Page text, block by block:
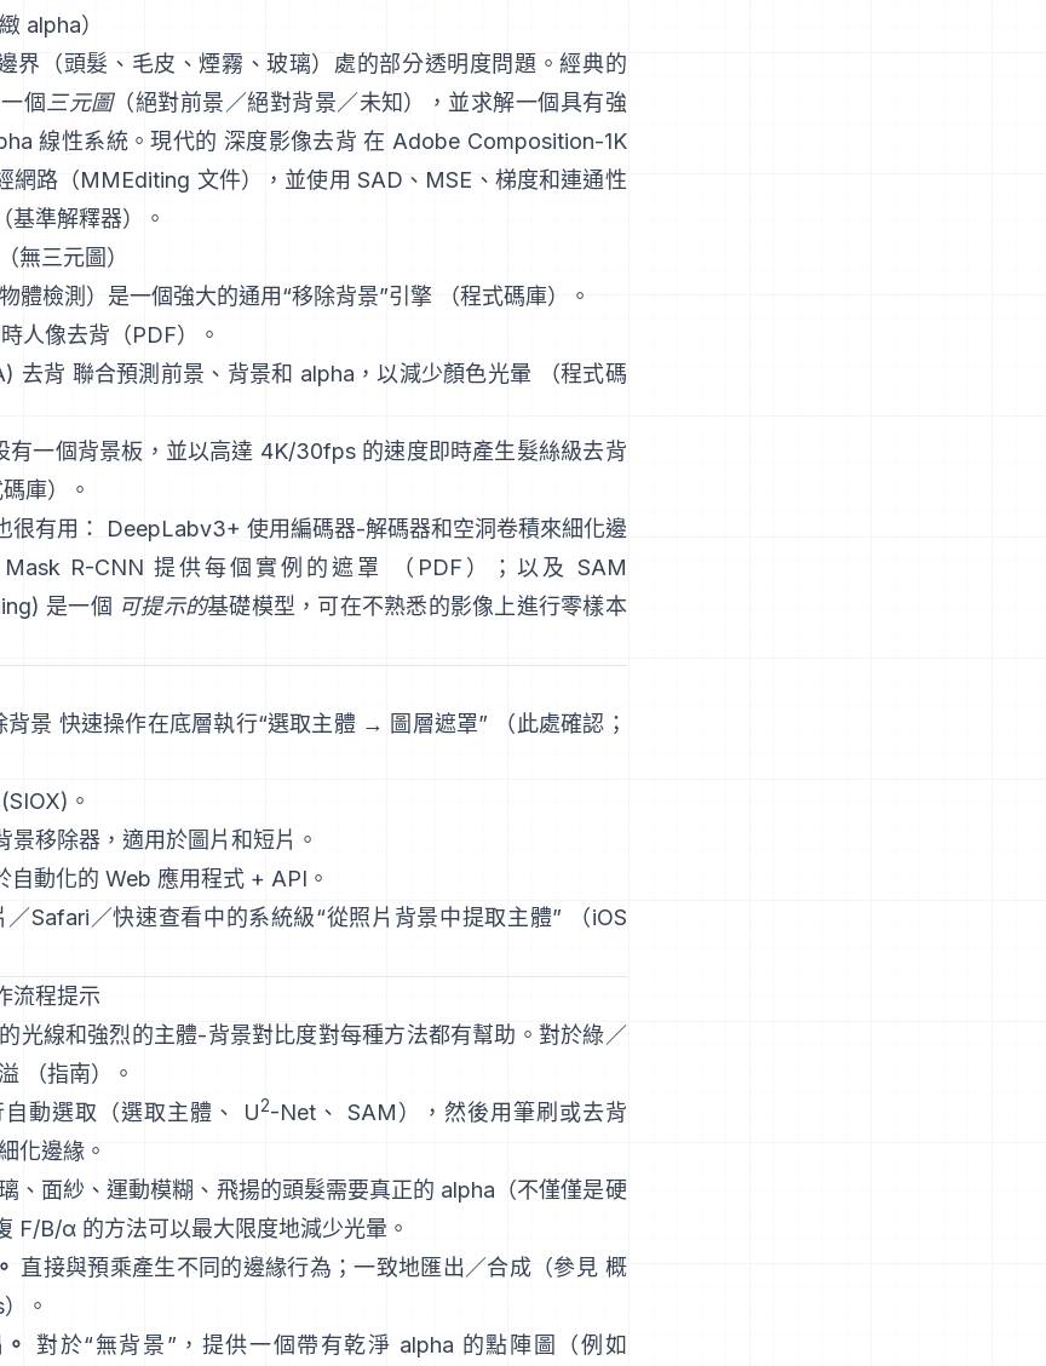
alpha）
界（頭髮、毛皮、煙霧、玻璃）處的部分透明度問題。經典的
個三元圖（絕對前景／絕對背景／未知），並求解一個具有強
線性系統。現代的 深度影像去背 在 Adobe Composition-1K
網路（MMEditing 文件），並使用 SAD、MSE、梯度和連通性
基準解釋器）。
無三元圖）
體檢測）是一個強大的通用“移除背景”引擎 （程式碼庫）。
人像去背（PDF）。
去背 聯合預測前景、背景和 alpha，以減少顏色光暈 （程式碼
有一個背景板，並以高達 4K/30fps 的速度即時產生髮絲級去背
庫）。
很有用：
DeepLabv3+ 使用編碼器-解碼器和空洞卷積來細化邊
Mask R-CNN 提供每個實例的遮罩 （ PDF ）；以及 SAM
是一個 可提示的基礎模型，可在不熟悉的影像上進行零樣本
背景 快速操作在底層執行“選取主體 → 圖層遮罩” （此處確認 ；
(SIOX)。
景移除器 ，適用於圖片和短片。
自動化的 Web 應用程式 + API 。
／Safari／快速查看中的系統級“從照片背景中提取主體” （iOS
流程提示
光線和強烈的主體-背景對比度對每種方法都有幫助。對於綠／
（指南）。
動選取（選取主體、 U2-Net、 SAM），然後用筆刷或去背
化邊緣。
、面紗、運動模糊、飛揚的頭髮需要真正的 alpha（不僅僅是硬
F/B/α的方法可以最大限度地減少光暈。
直接與預乘產生不同的邊緣行為；一致地匯出／合成（參見 概
）。
對於“無背景”，提供一個帶有乾淨 alpha 的點陣圖（例如